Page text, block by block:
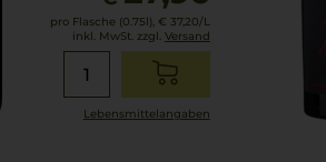
pro Flasche (0.75l), € 37,20/L
inkl. MwSt. zzgl. Versand
Lebensmittel­angaben